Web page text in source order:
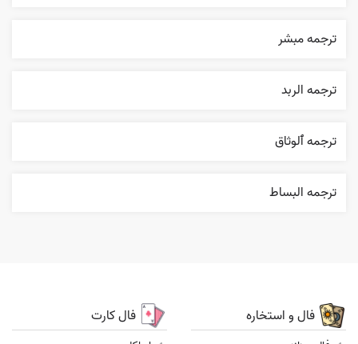
ترجمه مبشر
ترجمه الربد
ترجمه ٱلوثاق
ترجمه البساط
فال و استخاره فال کارت